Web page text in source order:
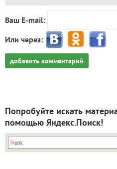
Ваш E-mail:
Или через:
добавить комментарий
Попробуйте искать
помощью Яндекс.Поиск!